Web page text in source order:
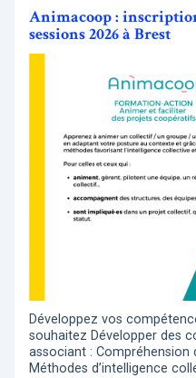
Animacoop :
sessions 2026 à Brest
Développez vos
souhaitez Développer des
associant : Compréhension
Méthodes d’intelligence